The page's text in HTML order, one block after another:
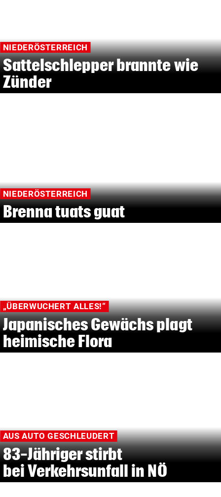
NIEDERÖSTERREICH
Sattelschlepper brannte wie
Zünder
NIEDERÖSTERREICH
Brenna tuats guat
„ÜBERWUCHERT ALLES!“
Japanisches Gewächs plagt
heimische Flora
AUS AUTO GESCHLEUDERT
83-Jähriger stirbt
bei Verkehrsunfall in NÖ